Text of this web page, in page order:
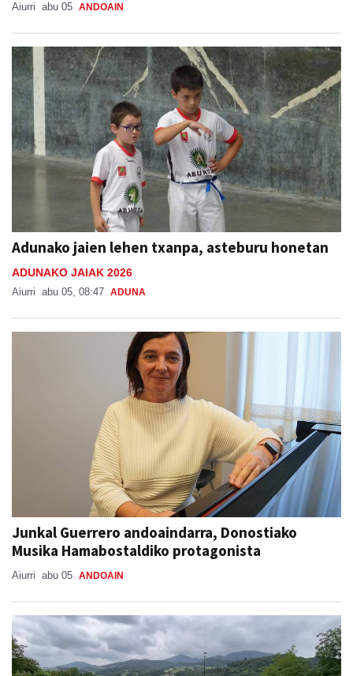
Aiurri abu 05 ANDOAIN
Adunako jaien lehen txanpa, asteburu honetan
ADUNAKO JAIAK 2026
Aiurri abu 05, 08:47 ADUNA
Junkal Guerrero andoaindarra, Donostiako
Musika Hamabostaldiko protagonista
Aiurri abu 05 ANDOAIN